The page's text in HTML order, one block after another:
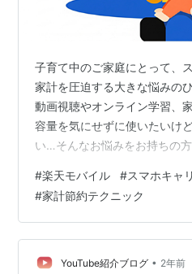
子育て中のご家庭にとって、
家計を圧迫する大きな悩みの
動画視聴やオンライン学習、
容量を気にせずに使いたいけ
い…そんなお悩みをお持ちの
ータ容量に制限があるといっ
っしゃるかもしれません。 し
近の格安キャリアは進化して
使えるサービスが充実してい
なのが、データ容量を気にせ
#楽天モバイル #スマホキャ
#家計節約テクニック
YouTube紹介ブログ • 2年前